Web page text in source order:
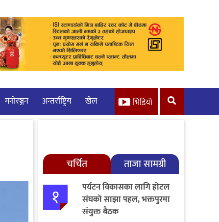
मनाेरञ्जन अन्तर्राष्ट्रिय खेल भिडियो
चर्चित ताजा सामग्री
१
पर्यटन विकासका लागि होटल
संघको साझा पहल, भक्तपुरमा
संयुक्त बैठक